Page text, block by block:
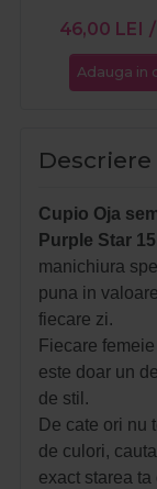
46,00 LEI
Adauga in
Descriere
Cupio Oja
Purple Star
manichiura
puna in
fiecare zi.
Fiecare
este doar un
de stil.
De cate ori nu
de culori,
exact starea